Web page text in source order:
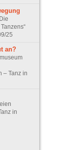
25
an?
– Tanz in
in